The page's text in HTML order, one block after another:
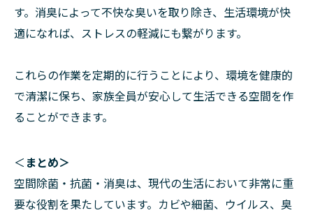
す。消臭によって不快な臭いを取り除き、生活環境が快
適になれば、ストレスの軽減にも繋がります。
これらの作業を定期的に行うことにより、環境を健康的
で清潔に保ち、家族全員が安心して生活できる空間を作
ることができます。
＜ まとめ＞
空間除菌・抗菌・消臭は、現代の生活において非常に重
要な役割を果たしています。カビや細菌、ウイルス、臭